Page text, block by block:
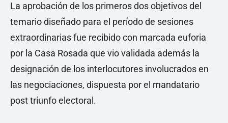
La aprobación de los primeros dos objetivos del
temario diseñado para el período de sesiones
extraordinarias fue recibido con marcada euforia
por la Casa Rosada que vio validada además la
designación de los interlocutores involucrados en
las negociaciones, dispuesta por el mandatario
post triunfo electoral.